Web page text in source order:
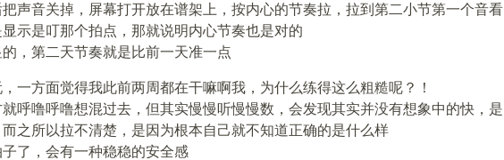
声音关掉，屏幕打开放在谱架上，按内心的节奏拉，拉到第二小节第一个音看
示是叮那个拍点，那就说明内心节奏也是对的
，第二天节奏就是比前一天准一点
一方面觉得我此前两周都在干嘛啊我，为什么练得这么粗糙呢？！
呼噜呼噜想混过去，但其实慢慢听慢慢数，会发现其实并没有想象中的快，是
之所以拉不清楚，是因为根本自己就不知道正确的是什么样
了，会有一种稳稳的安全感